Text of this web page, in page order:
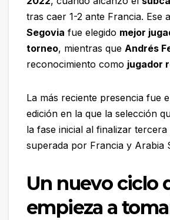
tras caer 1-2 ante Francia. Ese
Segovia fue elegido mejor
torneo, mientras que Andrés
reconocimiento como jugador
La más reciente presencia fue
edición en la que la selección
la fase inicial al finalizar
superada por Francia y Arabia
Un nuevo ciclo
empieza a